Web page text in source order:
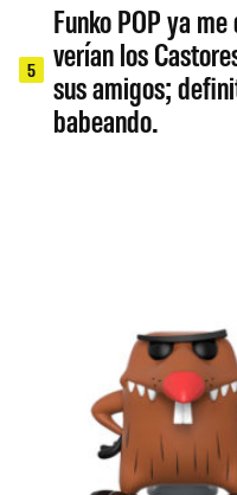
5
Funko POP ya
verían los
sus amigos;
babeando.